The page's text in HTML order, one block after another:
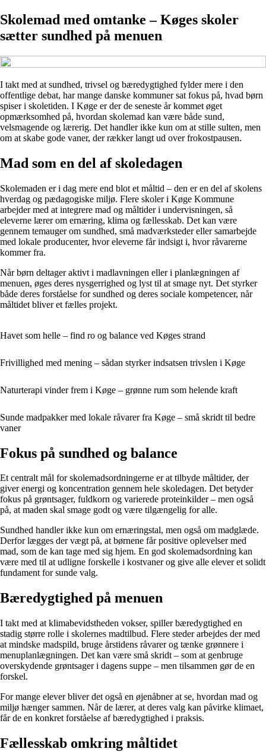
Skolemad med omtanke – Køges skoler
sætter sundhed på menuen
I takt med at sundhed, trivsel og bæredygtighed fylder mere i den
offentlige debat, har mange danske kommuner sat fokus på, hvad børn
spiser i skoletiden. I Køge er der de seneste år kommet øget
opmærksomhed på, hvordan skolemad kan være både sund,
velsmagende og lærerig. Det handler ikke kun om at stille sulten, men
om at skabe gode vaner, der rækker langt ud over frokostpausen.
Mad som en del af skoledagen
Skolemaden er i dag mere end blot et måltid – den er en del af skolens
hverdag og pædagogiske miljø. Flere skoler i Køge Kommune
arbejder med at integrere mad og måltider i undervisningen, så
eleverne lærer om ernæring, klima og fællesskab. Det kan være
gennem temauger om sundhed, små madværksteder eller samarbejde
med lokale producenter, hvor eleverne får indsigt i, hvor råvarerne
kommer fra.
Når børn deltager aktivt i madlavningen eller i planlægningen af
menuen, øges deres nysgerrighed og lyst til at smage nyt. Det styrker
både deres forståelse for sundhed og deres sociale kompetencer, når
måltidet bliver et fælles projekt.
Havet som helle – find ro og balance ved Køges strand
Frivillighed med mening – sådan styrker indsatsen trivslen i Køge
Naturterapi vinder frem i Køge – grønne rum som helende kraft
Sunde madpakker med lokale råvarer fra Køge – små skridt til bedre
vaner
Fokus på sundhed og balance
Et centralt mål for skolemadsordningerne er at tilbyde måltider, der
giver energi og koncentration gennem hele skoledagen. Det betyder
fokus på grøntsager, fuldkorn og varierede proteinkilder – men også
på, at maden skal smage godt og være tilgængelig for alle.
Sundhed handler ikke kun om ernæringstal, men også om madglæde.
Derfor lægges der vægt på, at børnene får positive oplevelser med
mad, som de kan tage med sig hjem. En god skolemadsordning kan
være med til at udligne forskelle i kostvaner og give alle elever et solidt
fundament for sunde valg.
Bæredygtighed på menuen
I takt med at klimabevidstheden vokser, spiller bæredygtighed en
stadig større rolle i skolernes madtilbud. Flere steder arbejdes der med
at mindske madspild, bruge årstidens råvarer og tænke grønnere i
menuplanlægningen. Det kan være små skridt – som at genbruge
overskydende grøntsager i dagens suppe – men tilsammen gør de en
forskel.
For mange elever bliver det også en øjenåbner at se, hvordan mad og
miljø hænger sammen. Når de lærer, at deres valg kan påvirke klimaet,
får de en konkret forståelse af bæredygtighed i praksis.
Fællesskab omkring måltidet